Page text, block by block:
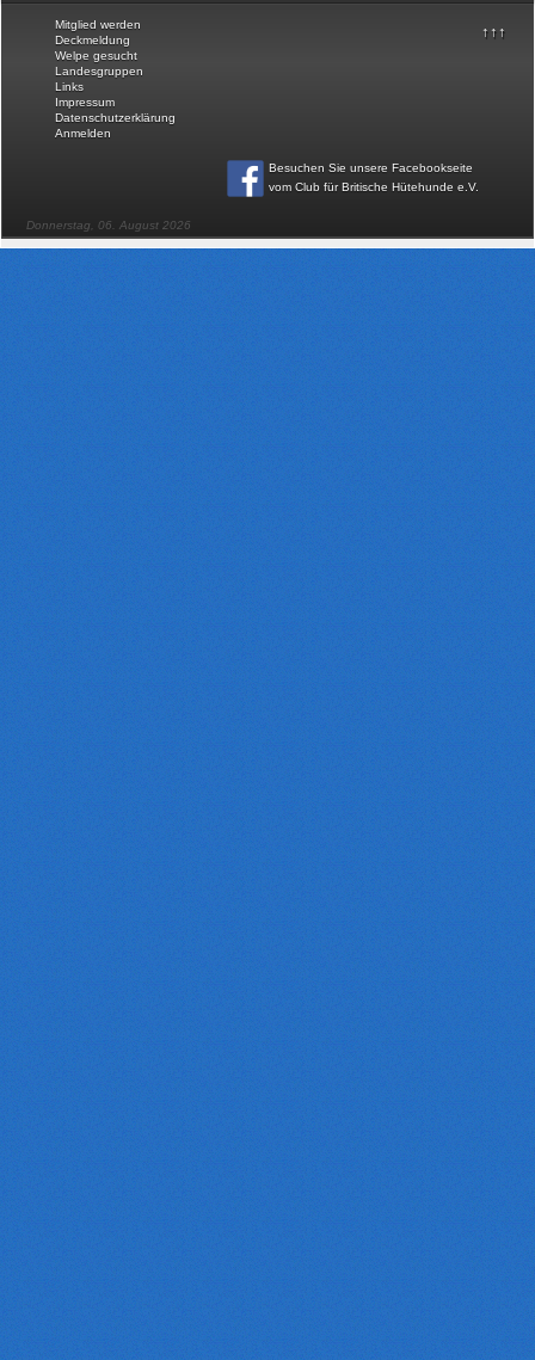
↑↑↑
Mitglied werden
Deckmeldung
Welpe gesucht
Landesgruppen
Links
Impressum
Datenschutzerklärung
Anmelden
Besuchen Sie unsere Facebookseite
vom Club für Britische Hütehunde e.V.
Donnerstag, 06. August 2026